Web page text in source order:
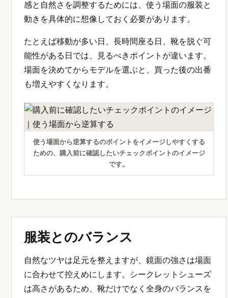
感と自然さを調整するためには、使う場面の服装と
動きを具体的に想像しておく必要があります。
たとえば移動が多い日、長時間座る日、靴を脱ぐ可
能性がある日では、見るべきポイントが違います。
場面を決めてからモデルを選ぶと、買った後の出番
も増えやすくなります。
使う場面から逆算するのポイントをイメージしやすくする
ための、購入前に確認したいチェックポイントのイメージ
です。
服装とのバランス
自然なツヤは足元を整えますが、鏡面の強さは場面
に合わせて控えめにします。シークレットシューズ
は高さがあるため、靴だけでなく全身のバランスを